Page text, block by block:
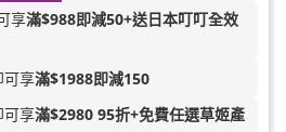
白樺樹水份防曬霜 50ml
年2月)
可加購1件
享滿$988即減50+送日本叮叮全效
可享滿$1988即減150
可享滿$2980 95折+免費任選草姬產